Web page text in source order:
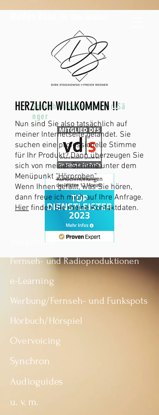
Sprecher/Schauspieler/Sä
nger
HERZLICH WILLKOMMEN !!
Nun sind Sie also tatsächlich auf
meiner Internetseite gelandet. Sie
suchen eine professionelle Stimme
für Ihr Produkt? Dann überzeugen Sie
sich von meiner Stimme unter dem
Menüpunkt"Hörproben".
Wenn Ihnen gefällt, was Sie hören,
dann freue ich mich auf Ihre Anfrage.
Hier finden Sie meine Kontaktdaten.
Imagefilme
Fernseh- und Radioproduktionen
e-Learning
Werbung/Fernseh- und Funkspots
Hörbuch/Hörspiel
Overvoicing
Synchron
Audioguides
u. v. m.